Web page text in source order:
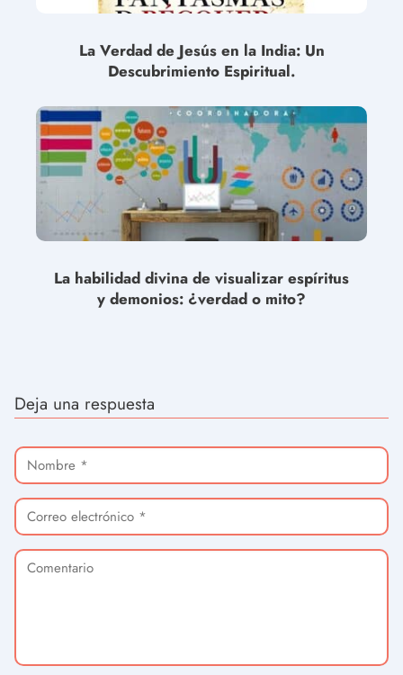
La Verdad de Jesús en la India: Un
Descubrimiento Espiritual.
La habilidad divina de visualizar espíritus
y demonios: ¿verdad o mito?
Deja una respuesta